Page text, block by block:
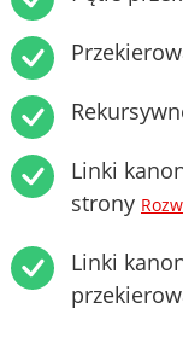
Linki
strony
Linki